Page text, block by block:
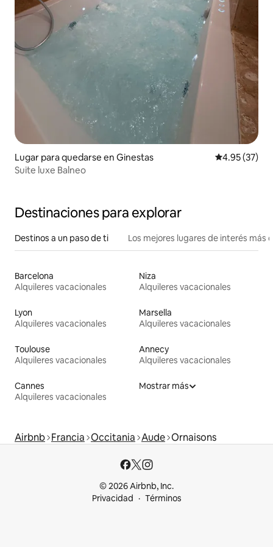
Lugar para quedarse en Ginestas Calificación
4.95 (37)
Suite luxe Balneo
Destinaciones para explorar
Destinos a un paso de ti Los mejores lugares de interés más
Barcelona
Alquileres vacacionales
Niza
Alquileres vacacionales
Lyon
Alquileres vacacionales
Marsella
Alquileres vacacionales
Toulouse
Alquileres vacacionales
Annecy
Alquileres vacacionales
Cannes
Alquileres vacacionales
Mostrar más
Airbnb Francia Occitania Aude Ornaisons
© 2026 Airbnb, Inc.
Privacidad
Términos